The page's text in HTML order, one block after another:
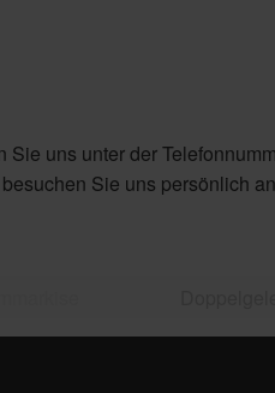
uns unter der
Sie uns persönlich